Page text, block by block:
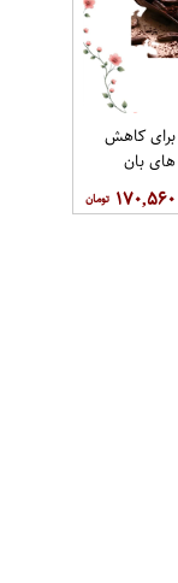
برای کاهش
های بان
۱۷۰,۵۶۰